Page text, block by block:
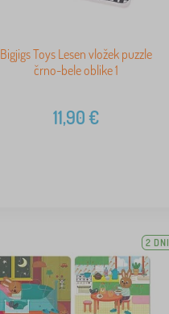
Bigjigs Toys Lesen vložek puzzle
črno-bele oblike 1
11,90€
2 DNI